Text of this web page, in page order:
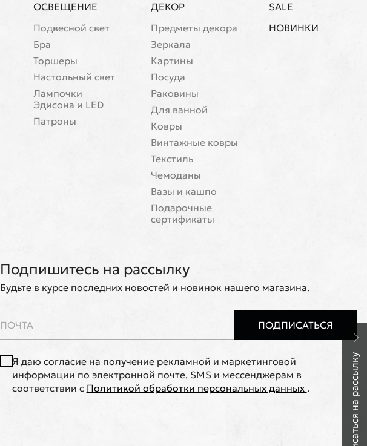
ОСВЕЩЕНИЕ
Подвесной свет
Бра
Торшеры
Настольный свет
Лампочки
Эдисона и LED
Патроны
ДЕКОР
Предметы декора
Зеркала
Картины
Посуда
Раковины
Для ванной
Ковры
Винтажные ковры
Текстиль
Чемоданы
Вазы и кашпо
Подарочные
сертификаты
SALE
НОВИНКИ
Подпишитесь на рассылку
Будьте в курсе последних новостей и новинок нашего магазина.
ПОДПИСАТЬСЯ
Я даю согласие на получение рекламной и маркетинговой
информации по электронной почте, SMS и мессенджерам в
соответствии с Политикой обработки персональных данных . Подписаться на рассылку